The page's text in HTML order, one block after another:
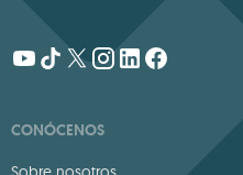
CONÓCENOS